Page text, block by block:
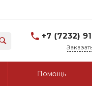
+7 (7232)
г. Усть-
Помощь